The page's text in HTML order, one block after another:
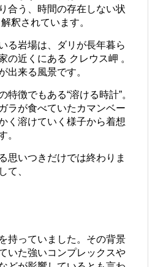
合う、時間の存在しない状
釈されています。
る岩場は、ダリが長年暮ら
の近くにある クレウス岬 。
出来る風景です。
徴でもある“溶ける時計”。
ラが食べていたカマンベー
く溶けていく様子から着想
。
思いつきだけでは終わりま
て、
持っていました。その背景
いた強いコンプレックスや